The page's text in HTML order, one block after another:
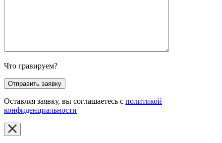
Что гравируем?
Оставляя заявку, вы соглашаетесь с политикой
конфиденциальности